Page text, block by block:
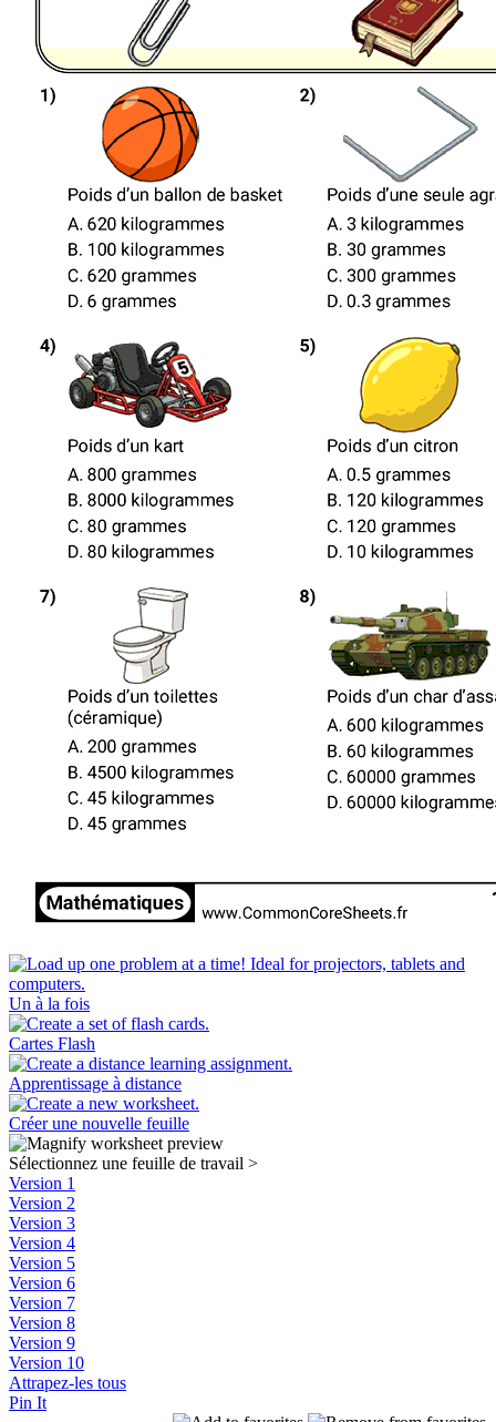
Un à la fois
Cartes Flash
Apprentissage à distance
Créer une nouvelle feuille
Sélectionnez une feuille de travail >
Version 1
Version 2
Version 3
Version 4
Version 5
Version 6
Version 7
Version 8
Version 9
Version 10
Attrapez-les tous
Pin It